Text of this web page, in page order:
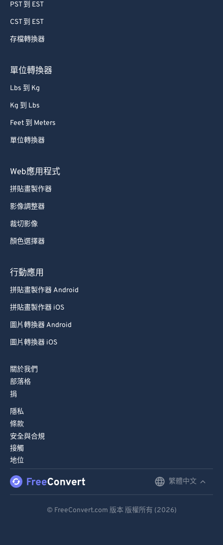
PST 到 EST
CST 到 EST
存檔轉換器
單位轉換器
Lbs 到 Kg
Kg 到 Lbs
Feet 到 Meters
單位轉換器
Web應用程式
拼貼畫製作器
影像調整器
裁切影像
顏色選擇器
行動應用
拼貼畫製作器 Android
拼貼畫製作器 iOS
圖片轉換器 Android
圖片轉換器 iOS
關於我們
部落格
捐
隱私
條款
安全與合規
接觸
地位
繁體中文
© FreeConvert.com 版本 版權所有 (2026)